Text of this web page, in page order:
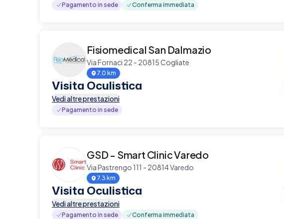
Pagamento in sede Conferma immediata
Fisiomedical San Dalmazio
Via Fornaci 22 - 20815 Cogliate
7.0 km
Visita Oculistica
Vedi altre prestazioni
Pagamento in sede
GSD - Smart Clinic Varedo
Via Pastrengo 111 - 20814 Varedo
7.3 km
Visita Oculistica
Vedi altre prestazioni
Pagamento in sede Conferma immediata